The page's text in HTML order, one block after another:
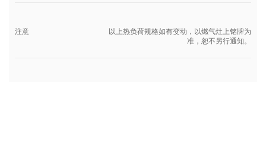
注意
以上热负荷规格如有变动，以燃气灶上铭牌为
准，恕不另行通知。